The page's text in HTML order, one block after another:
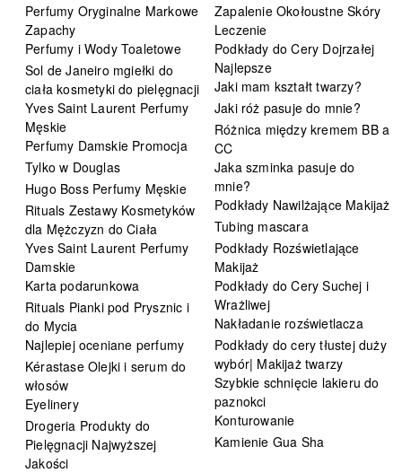
Perfumy Oryginalne Markowe
Zapachy
Perfumy i Wody Toaletowe
Sol de Janeiro mgiełki do
ciała kosmetyki do pielęgnacji
Yves Saint Laurent Perfumy
Męskie
Perfumy Damskie Promocja
Tylko w Douglas
Hugo Boss Perfumy Męskie
Rituals Zestawy Kosmetyków
dla Mężczyzn do Ciała
Yves Saint Laurent Perfumy
Damskie
Karta podarunkowa
Rituals Pianki pod Prysznic i
do Mycia
Najlepiej oceniane perfumy
Kérastase Olejki i serum do
włosów
Eyelinery
Drogeria Produkty do
Pielęgnacji Najwyższej
Jakości
Zapalenie Okołoustne Skóry
Leczenie
Podkłady do Cery Dojrzałej
Najlepsze
Jaki mam kształt twarzy?
Jaki róż pasuje do mnie?
Różnica między kremem BB a
CC
Jaka szminka pasuje do
mnie?
Podkłady Nawilżające Makijaż
Tubing mascara
Podkłady Rozświetlające
Makijaż
Podkłady do Cery Suchej i
Wrażliwej
Nakładanie rozświetlacza
Podkłady do cery tłustej duży
wybór| Makijaż twarzy
Szybkie schnięcie lakieru do
paznokci
Konturowanie
Kamienie Gua Sha